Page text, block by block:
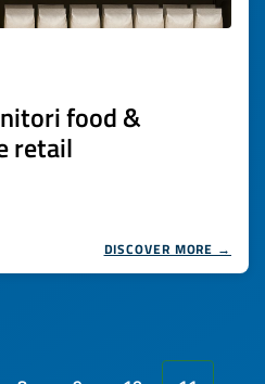
food &
retail
DISCOVER MORE →